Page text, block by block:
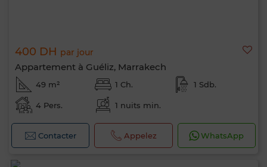
400 DH par jour
Appartement à Guéliz, Marrakech
49 m² 1 Ch. 1 Sdb.
4 Pers. 1 nuits min.
Contacter Appelez WhatsApp